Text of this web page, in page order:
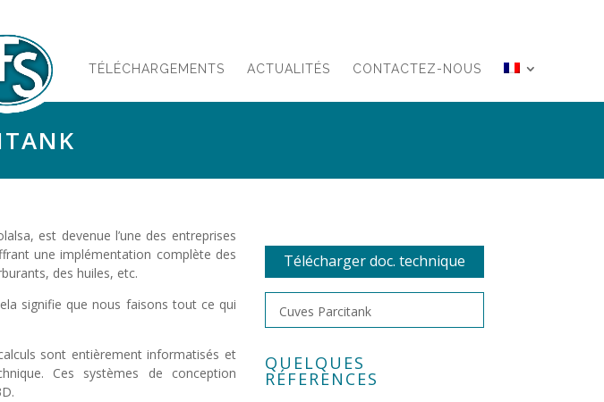
TÉLÉCHARGEMENTS ACTUALITÉS CONTACTEZ-NOUS
est devenue l’une des entreprises
une implémentation complète des
des huiles, etc.
signifie que nous faisons tout ce qui
sont entièrement informatisés et
Ces systèmes de conception
Télécharger doc. technique
Cuves Parcitank
QUELQUES
RÉFERENCES